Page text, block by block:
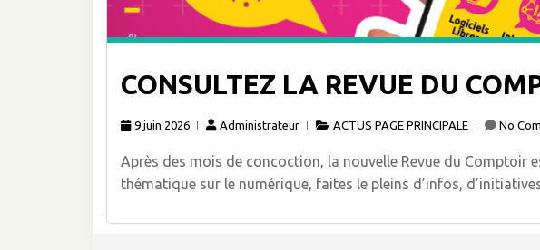
CONSULTEZ LA REVUE DU
9 juin 2026 Administrateur ACTUS PAGE PRINCIPALE No
Après des mois de concoction, la nouvelle Revue du Comptoir
thématique sur le numérique, faites le pleins d’infos,